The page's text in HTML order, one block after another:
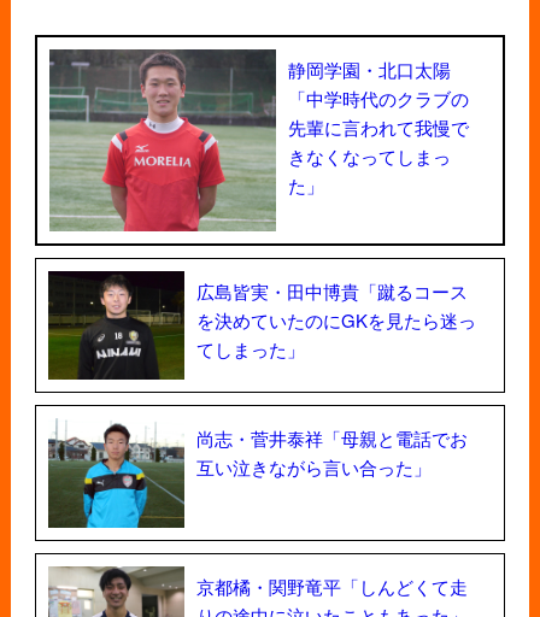
静岡学園・北口太陽
「中学時代のクラブの
先輩に言われて我慢で
きなくなってしまっ
た」
広島皆実・田中博貴「蹴るコース
を決めていたのにGKを見たら迷っ
てしまった」
尚志・菅井泰祥「母親と電話でお
互い泣きながら言い合った」
京都橘・関野竜平「しんどくて走